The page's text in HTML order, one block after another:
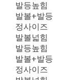
발등높힘
발볼+발등
정사이즈
발볼넓힘
발등높힘
발볼+발등
정사이즈